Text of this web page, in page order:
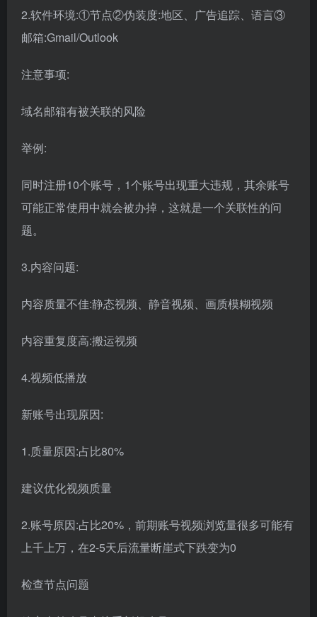
2.软件环境:①节点②伪装度:地区、广告追踪、语言③
邮箱:Gmail/Outlook
注意事项:
域名邮箱有被关联的风险
举例:
同时注册10个账号，1个账号出现重大违规，其余账号
可能正常使用中就会被办掉，这就是一个关联性的问
题。
3.内容问题:
内容质量不佳:静态视频、静音视频、画质模糊视频
内容重复度高:搬运视频
4.视频低播放
新账号出现原因:
1.质量原因:占比80%
建议优化视频质量
2.账号原因:占比20%，前期账号视频浏览量很多可能有
上千上万，在2-5天后流量断崖式下跌变为0
检查节点问题